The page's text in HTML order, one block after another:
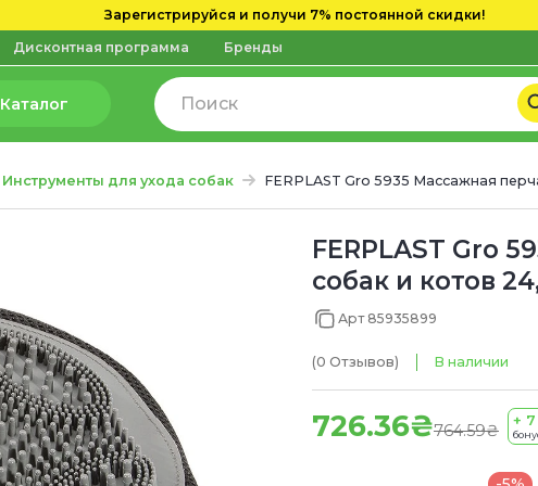
Зарегистрируйся и получи 7% постоянной скидки!
Дисконтная программа Бренды
Каталог
Инструменты для ухода собак FERPLAST Gro 5935 Массажная
FERPLAST Gro
собак и котов
Арт 85935899
(0 Отзывов) В наличии
726.36₴764.59₴
+ 7